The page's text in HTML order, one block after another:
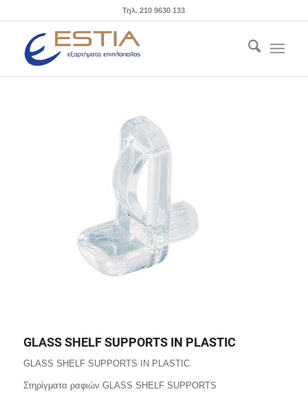
Τηλ. 210 9630 133
GLASS SHELF SUPPORTS IN PLASTIC
GLASS SHELF SUPPORTS IN PLASTIC
Στηρίγματα ραφιών GLASS SHELF SUPPORTS